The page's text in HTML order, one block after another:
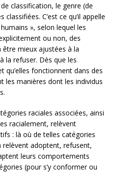
classification, le genre (de
C’est ce qu’il appelle
», selon lequel les
ou non, des
être mieux ajustées à la
la refuser. Dès que les
qu’elles fonctionnent dans des
les manières dont les individus
raciales associées, ainsi
racialement, relèvent
: là où de telles catégories
relèvent adoptent, refusent,
leurs comportements
(pour s’y conformer ou